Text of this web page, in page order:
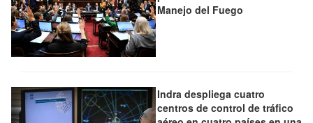
Manejo del Fuego
Indra despliega cuatro
centros de control de tráfico